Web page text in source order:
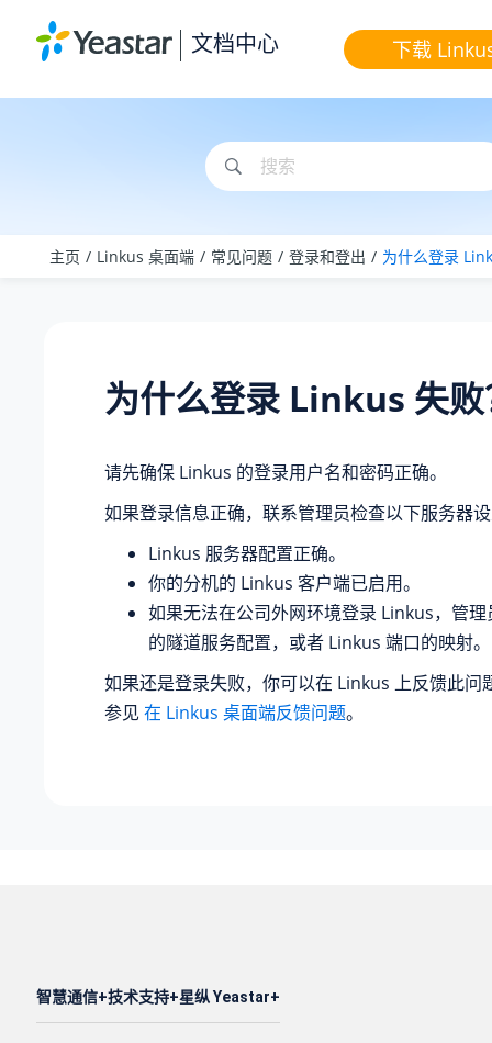
文档中心 下载
主页 Linkus 桌面端 常见问题 登录和登出 为什么登录
为什么登录 Linkus 失
请先确保 Linkus 的登录用户名和密码正确。
如果登录信息正确，联系管理员检查以下服务器
Linkus 服务器配置正确。
你的分机的 Linkus 客户端已启用。
如果无法在公司外网环境登录 Linkus，管
的隧道服务配置，或者 Linkus 端口的映射。
如果还是登录失败，你可以在 Linkus 上反馈此问
参见 在 Linkus 桌面端反馈问题。
智慧通信 技术支持 星纵 Yeastar